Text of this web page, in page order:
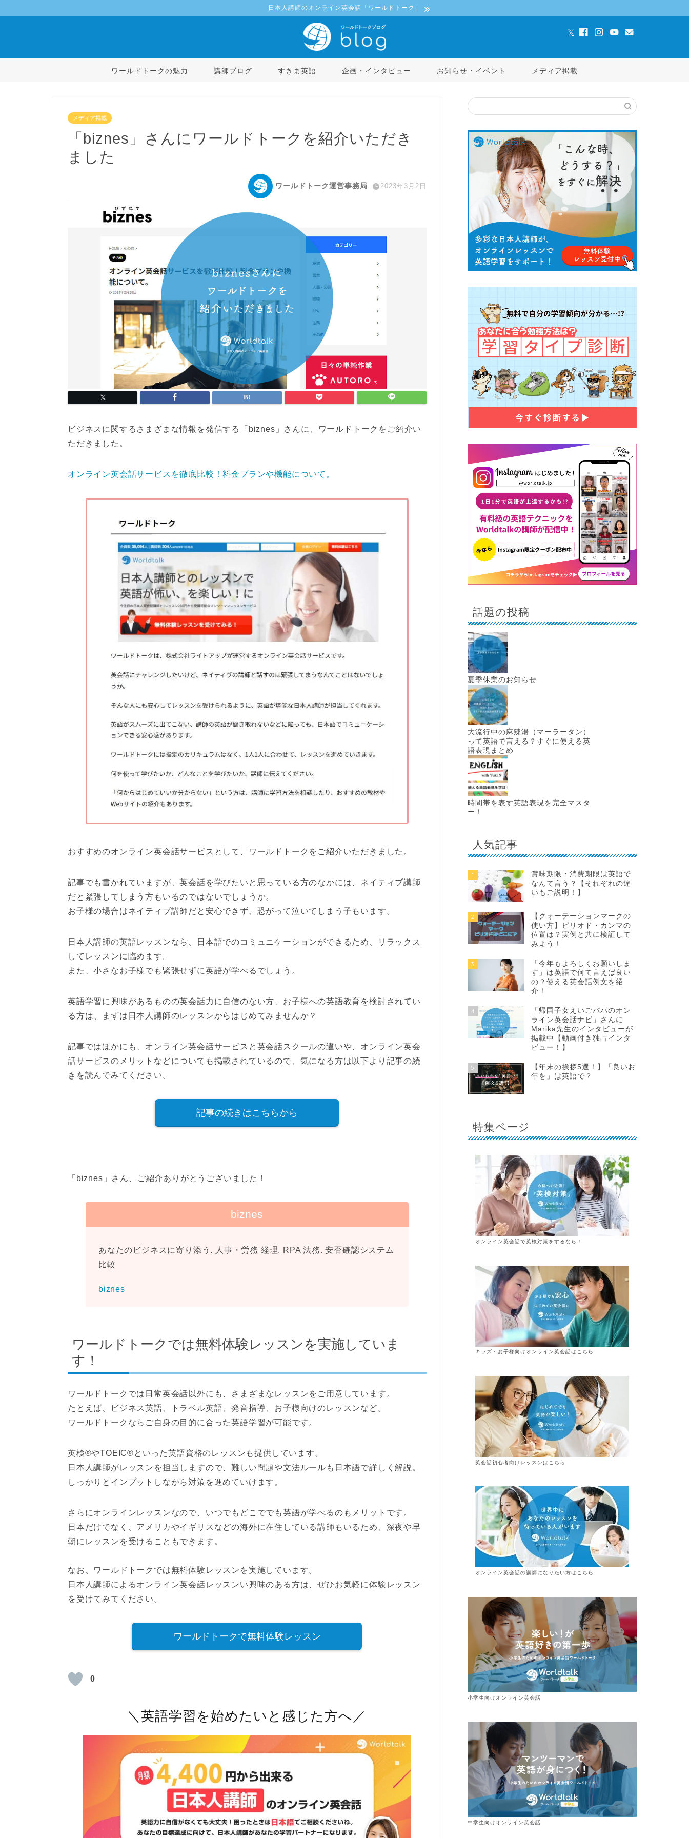
日本人講師のオンライン英会話「ワールドトーク」
ワールドトークの魅力 講師ブログ すきま英語 企画・インタビュー お知らせ・イベント メディア掲載
メディア掲載
「biznes」さんにワールドトークを紹介いただき
ました
ワールドトーク運営事務局 2023年3月2日
ビジネスに関するさまざまな情報を発信する「biznes」さんに、ワールドトークをご紹介い
ただきました。
オンライン英会話サービスを徹底比較！料金プランや機能について。
おすすめのオンライン英会話サービス として、 ワールドトーク をご紹介いただきました。
記事でも書かれていますが、英会話を学びたいと思っている方のなかには、ネイティブ講師
だと緊張してしまう方もいるのではないでしょうか。
お子様の場合はネイティブ講師だと安心できず、恐がって泣いてしまう子もいます。
日本人講師の英語レッスンなら、日本語でのコミュニケーションができるため、
リラックス
してレッスンに臨めます 。
また、小さなお子様でも緊張せずに英語が学べるでしょう。
英語学習に興味があるものの英会話力に自信のない方、お子様への英語教育を検討されてい
る方は、まずは日本人講師のレッスンからはじめてみませんか？
記事ではほかにも、オンライン英会話サービスと英会話スクールの違いや、オンライン英会
話サービスのメリットなどについても掲載されているので、気になる方は以下より記事の続
きを読んでみてください。
記事の続きはこちらから
「biznes」さん、ご紹介ありがとうございました！
biznes
あなたのビジネスに寄り添う. 人事・労務 経理. RPA 法務. 安否確認システム
比較
biznes
ワールドトークでは無料体験レッスンを実施していま
す！
ワールドトークでは日常英会話以外にも、さまざまなレッスンをご用意しています。
たとえば、
ビジネス英語 トラベル英語 、発音指導 お子様向けのレッスンなど。
ワールドトークなら ご自身の目的に合った英語学習が可能です。
英検®やTOEIC®といった英語資格のレッスンも提供しています。
日本人講師がレッスンを担当しますので、難しい問題や文法ルールも日本語で詳しく解説 。
しっかりとインプットしながら対策を進めていけます。
さらにオンラインレッスンなので、 いつでもどこででも英語が学べるのもメリットです。
日本だけでなく、アメリカやイギリスなどの海外に在住している講師もいるため、深夜や早
朝にレッスンを受けることもできます。
なお、ワールドトークでは無料体験レッスン を実施しています。
日本人講師によるオンライン英会話レッスンい興味のある方は、ぜひお気軽に体験レッスン
を受けてみてください。
ワールドトークで無料体験レッスン
0
＼英語学習を始めたいと感じた方へ／
話題の投稿
夏季休業のお知らせ
大流行中の麻辣湯（マーラータン）
って英語で言える？すぐに使える英
語表現まとめ
時間帯を表す英語表現を完全マスタ
ー！
人気記事
1
賞味期限・消費期限は英語で
なんて言う？【それぞれの違
いもご説明！】
2
【クォーテーションマークの
使い方】ピリオド・カンマの
位置は？実例と共に検証して
みよう！
3
「今年もよろしくお願いしま
す」は英語で何て言えば良い
の？使える英会話例文を紹
介！
4
「帰国子女えいごパパのオン
ライン英会話ナビ」さんに
Marika先生のインタビューが
掲載中【動画付き独占インタ
ビュー！】
5
【年末の挨拶5選！】「良いお
年を」は英語で？
特集ページ
オンライン英会話で英検対策をするなら！
キッズ・お子様向けオンライン英会話はこちら
英会話初心者向けレッスンはこちら
オンライン英会話の講師になりたい方はこちら
小学生向けオンライン英会話
中学生向けオンライン英会話